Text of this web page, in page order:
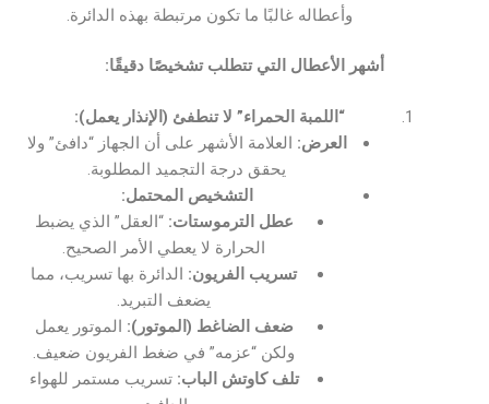
وأعطاله غالبًا ما تكون مرتبطة بهذه الدائرة.
أشهر الأعطال التي تتطلب تشخيصًا دقيقًا:
“اللمبة الحمراء” لا تنطفئ (الإنذار يعمل):
العرض: العلامة الأشهر على أن الجهاز “دافئ” ولا
يحقق درجة التجميد المطلوبة.
التشخيص المحتمل:
عطل الترموستات: “العقل” الذي يضبط
الحرارة لا يعطي الأمر الصحيح.
تسريب الفريون: الدائرة بها تسريب، مما
يضعف التبريد.
ضعف الضاغط (الموتور): الموتور يعمل
ولكن “عزمه” في ضغط الفريون ضعيف.
تلف كاوتش الباب: تسريب مستمر للهواء